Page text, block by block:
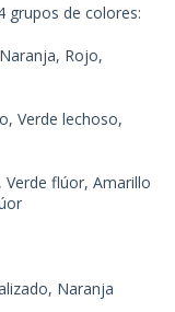
grupos de colores:
Rojo,
Verde lechoso,
flúor, Amarillo
Naranja